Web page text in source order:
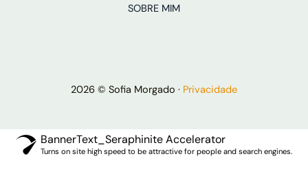
SOBRE MIM
2026 © Sofia Morgado · Privacidade
BannerText_Seraphinite Accelerator
Turns on site high speed to be attractive for people and search engines.